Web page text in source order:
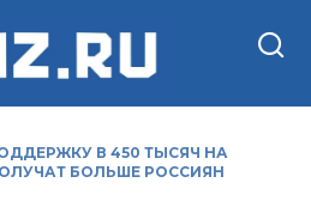
В 450 ТЫСЯЧ НА
БОЛЬШЕ РОССИЯН